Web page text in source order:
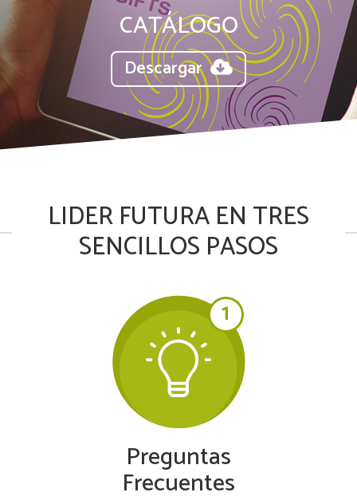
CATÁLOGO
Descargar
LIDER FUTURA EN TRES
SENCILLOS PASOS
Preguntas
Frecuentes